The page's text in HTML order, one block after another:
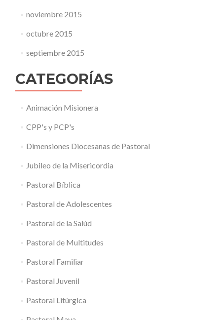
noviembre 2015
octubre 2015
septiembre 2015
CATEGORÍAS
Animación Misionera
CPP's y PCP's
Dimensiones Diocesanas de Pastoral
Jubileo de la Misericordia
Pastoral Bíblica
Pastoral de Adolescentes
Pastoral de la Salúd
Pastoral de Multitudes
Pastoral Familiar
Pastoral Juvenil
Pastoral Litúrgica